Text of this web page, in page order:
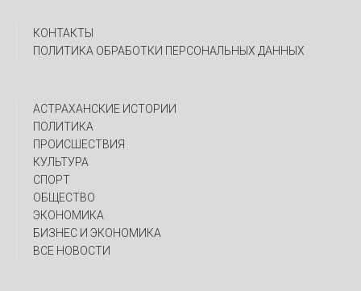
КОНТАКТЫ
ПОЛИТИКА ОБРАБОТКИ ПЕРСОНАЛЬНЫХ ДАННЫХ
АСТРАХАНСКИЕ ИСТОРИИ
ПОЛИТИКА
ПРОИСШЕСТВИЯ
КУЛЬТУРА
СПОРТ
ОБЩЕСТВО
ЭКОНОМИКА
БИЗНЕС И ЭКОНОМИКА
ВСЕ НОВОСТИ